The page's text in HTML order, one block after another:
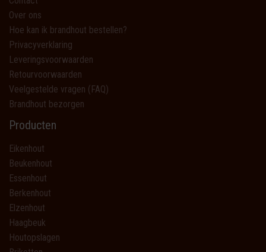
Over ons
Hoe kan ik brandhout bestellen?
Privacyverklaring
Leveringsvoorwaarden
Retourvoorwaarden
Veelgestelde vragen (FAQ)
Brandhout bezorgen
Producten
Eikenhout
Beukenhout
Essenhout
Berkenhout
Elzenhout
Haagbeuk
Houtopslagen